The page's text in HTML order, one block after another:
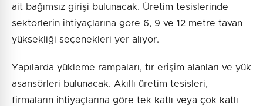
ait bağımsız girişi bulunacak. Üretim tesislerinde
sektörlerin ihtiyaçlarına göre 6, 9 ve 12 metre tavan
yüksekliği seçenekleri yer alıyor.
Yapılarda yükleme rampaları, tır erişim alanları ve yük
asansörleri bulunacak. Akıllı üretim tesisleri,
firmaların ihtiyaçlarına göre tek katlı veya çok katlı